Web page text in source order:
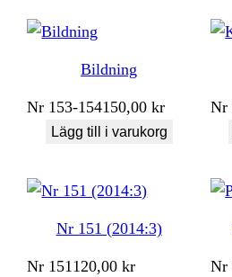
Bildning
Nr 153-154150,00kr
Lägg till i varukorg
Nr
Nr 151 (2014:3)
Nr 151120,00kr Nr